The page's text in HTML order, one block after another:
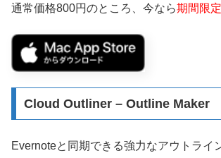
通常価格800円のところ、今なら期間限
Cloud Outliner – Outline Maker
Evernoteと同期できる強力なアウトライ